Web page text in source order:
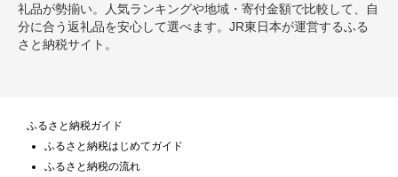
礼品が勢揃い。人気ランキングや地域・寄付金額で比較して、自
分に合う返礼品を安心して選べます。JR東日本が運営するふる
さと納税サイト。
ふるさと納税ガイド
ふるさと納税はじめてガイド
ふるさと納税の流れ